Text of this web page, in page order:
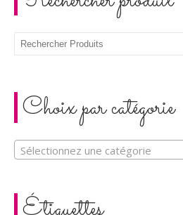
Choix par catégorie
Sélectionnez une catégorie